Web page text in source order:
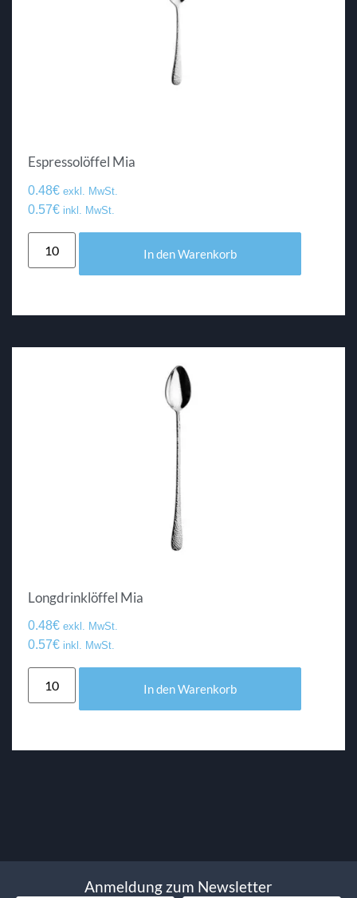
Espressolöffel Mia
0.48€ exkl. MwSt.
0.57€ inkl. MwSt.
In den Warenkorb
Longdrinklöffel Mia
0.48€ exkl. MwSt.
0.57€ inkl. MwSt.
In den Warenkorb
Anmeldung zum Newsletter